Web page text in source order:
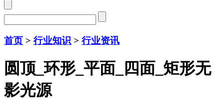
首页 > 行业知识 > 行业资讯
圆顶_环形_平面_四面_矩形无
影光源